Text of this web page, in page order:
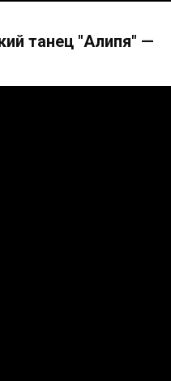
танец "Алипя" —